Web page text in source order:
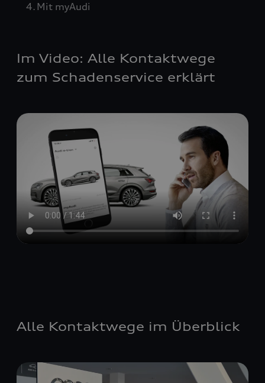
Mit myAudi
Im Video: Alle Kontaktwege
zum Schadenservice erklärt
Alle Kontaktwege im Überblick